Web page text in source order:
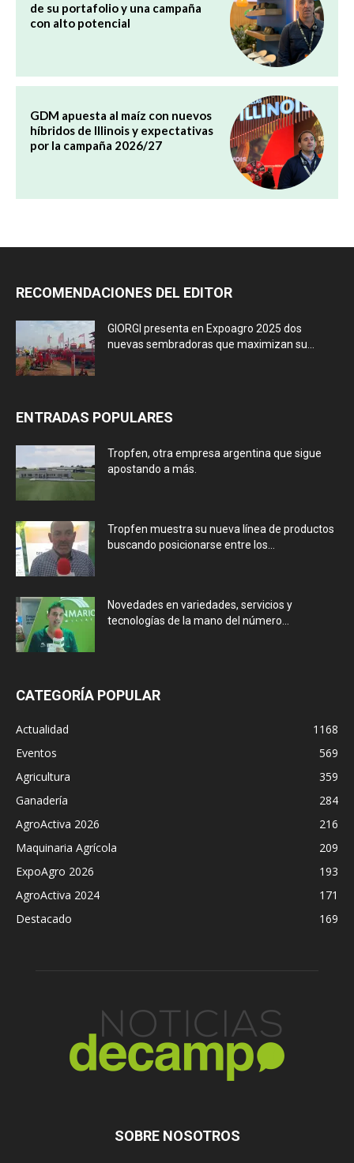
de su portafolio y una campaña
con alto potencial
GDM apuesta al maíz con nuevos
híbridos de Illinois y expectativas
por la campaña 2026/27
RECOMENDACIONES DEL EDITOR
GIORGI presenta en Expoagro 2025 dos
nuevas sembradoras que maximizan su...
ENTRADAS POPULARES
Tropfen, otra empresa argentina que sigue
apostando a más.
Tropfen muestra su nueva línea de productos
buscando posicionarse entre los...
Novedades en variedades, servicios y
tecnologías de la mano del número...
CATEGORÍA POPULAR
Actualidad
1168
Eventos
569
Agricultura
359
Ganadería
284
AgroActiva 2026
216
Maquinaria Agrícola
209
ExpoAgro 2026
193
AgroActiva 2024
171
Destacado
169
SOBRE NOSOTROS